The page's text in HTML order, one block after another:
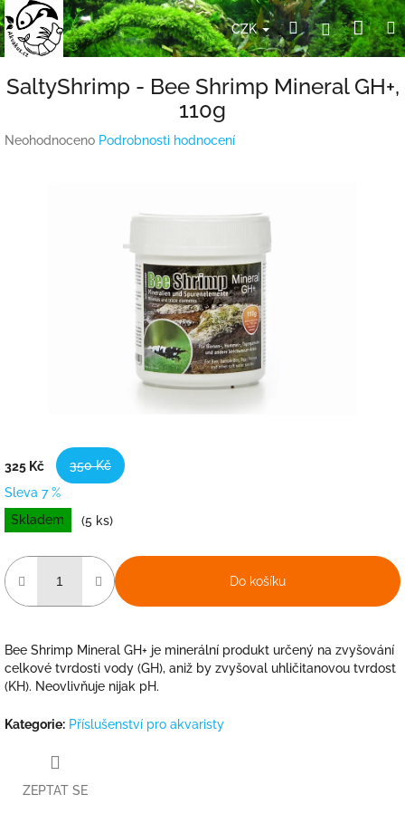
Přejít
na
obsah
CZK HledatPřihlášení
SaltyShrimp - Bee Shrimp Mineral GH+,
110g
Průměrné
Neohodnoceno Podrobnosti hodnocení
325 Kč
350 Kč
Sleva 7 %
Měrná
cena:
Skladem (5 ks)
Do košíku
Bee Shrimp Mineral GH+ je minerální produkt určený na zvyšování
celkové tvrdosti vody (GH), aniž by zvyšoval uhličitanovou tvrdost
(KH). Neovlivňuje nijak pH.
Kategorie: Příslušenství pro akvaristy
ZEPTAT SE